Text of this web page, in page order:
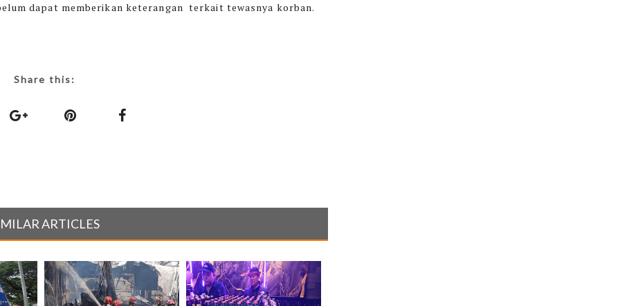
dapat memberikan keterangan terkait tewasnya korban.
Share this:
ARTICLES